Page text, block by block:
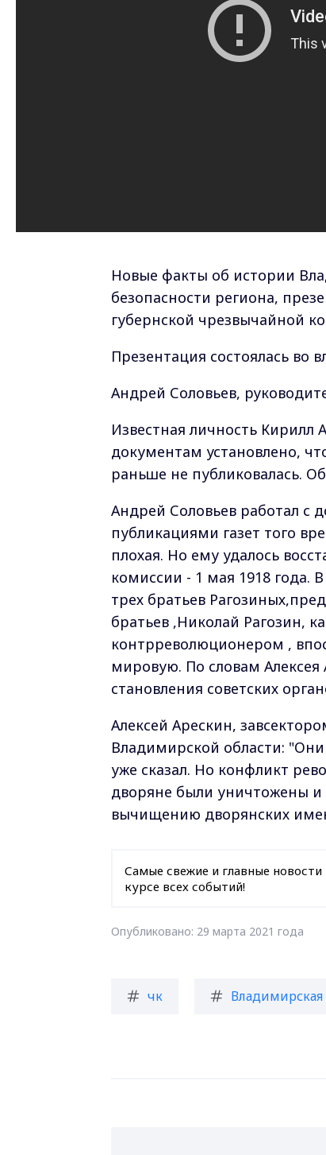
Новые факты об истории
безопасности региона,
губернской чрезвычайной
Презентация состоялась во
Андрей Соловьев,
Известная личность
документам установлено,
раньше не публиковалась.
Андрей Соловьев работал с
публикациями газет того
плохая. Но ему удалось
комиссии - 1 мая 1918 года.
трех братьев
братьев ,Николай Рагозин,
контрреволюционером ,
мировую. По словам Алексея
становления советских
Алексей Арескин,
Владимирской области: "Они
уже сказал. Но конфликт
дворяне были уничтожены
вычищению дворянских
Самые свежие и главные новости
курсе всех событий!
Опубликовано: 29 марта 2021 года
чк Владимирская